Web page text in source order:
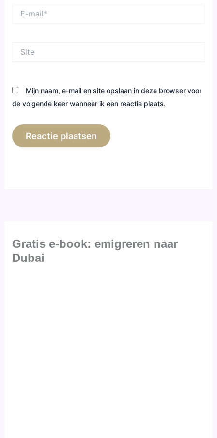
mail*
Mijn naam, e-mail en site opslaan in deze browser voor
de volgende keer wanneer ik een reactie plaats.
Gratis e-book: emigreren naar
Dubai